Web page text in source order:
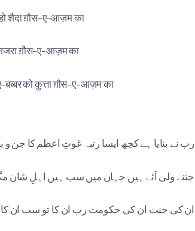
शैदा ग़ौस-ए-आज़म का
शजरा ग़ौस-ए-आज़म का
बब्बर को कुत्ता ग़ौस-ए-आज़म का
رب نے بنایا ہے کچھ ایسا رتبہ غوثِ اعظم کا
جتنے ولی آئے ہیں جہاں میں سب ہیں اہلِ شان
ان کی جنت ان کی حکومت رب ان کا تو سب ان کا